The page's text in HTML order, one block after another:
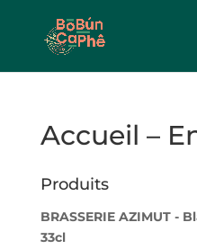
Accueil –
Produits
BRASSERIE AZIMUT -
33cl